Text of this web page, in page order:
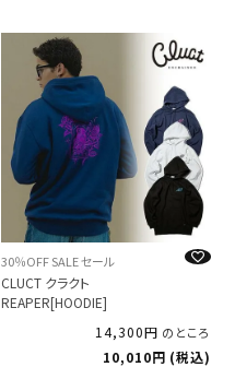
30％OFF SALE セール
CLUCT クラクト
REAPER[HOODIE]
14,300
のところ
10,010 税込